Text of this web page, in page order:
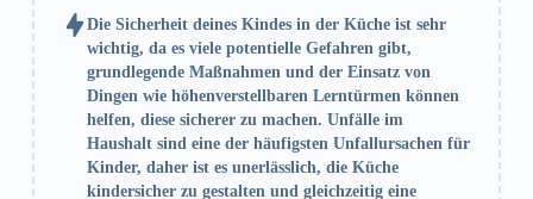
Die Sicherheit deines Kindes in der Küche ist sehr
wichtig, da es viele potentielle Gefahren gibt,
grundlegende Maßnahmen und der Einsatz von
Dingen wie höhenverstellbaren Lerntürmen können
helfen, diese sicherer zu machen. Unfälle im
Haushalt sind eine der häufigsten Unfallursachen für
Kinder, daher ist es unerlässlich, die Küche
kindersicher zu gestalten und gleichzeitig eine